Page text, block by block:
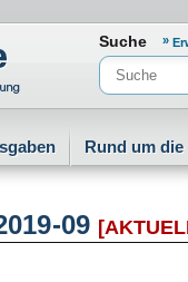
Suche
Rund um die
09